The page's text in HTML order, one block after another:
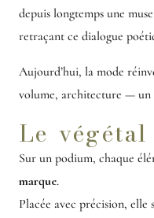
depuis longtemps une
retraçant ce dialogue
Aujourd’hui, la mode
volume, architecture — un
Le
Sur un podium, chaque
marque.
Placée avec précision,